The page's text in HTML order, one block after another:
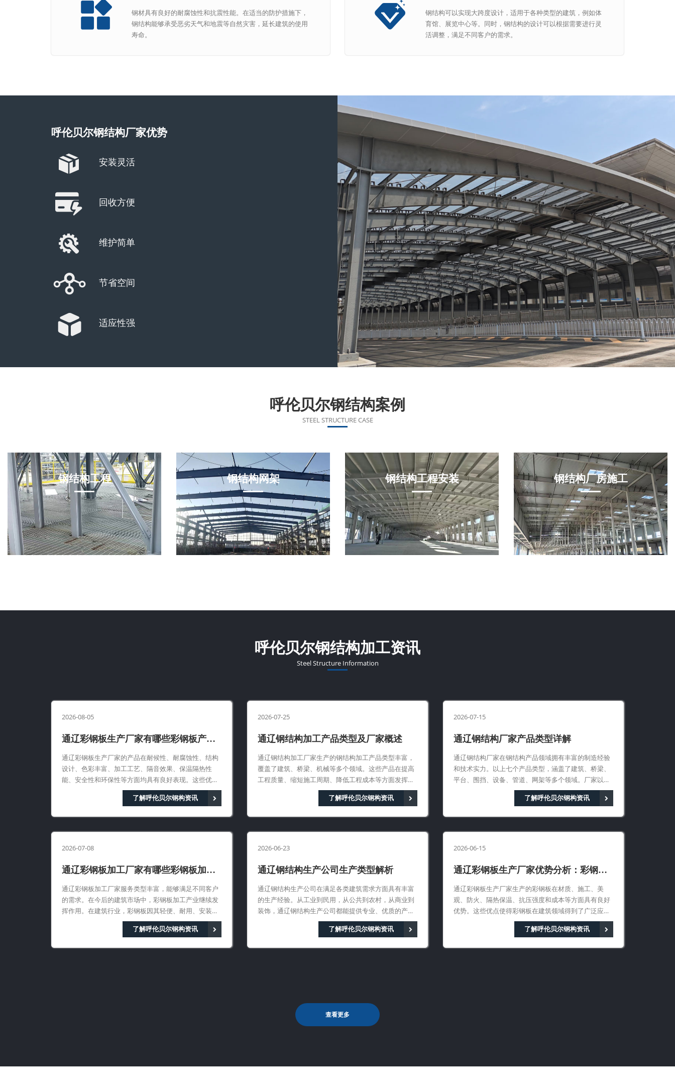
钢材具有良好的耐腐蚀性和抗震性能。在适当的防护措施下，
钢结构能够承受恶劣天气和地震等自然灾害，延长建筑的使用
寿命。
钢结构可以实现大跨度设计，适用于各种类型的建筑，例如体
育馆、展览中心等。同时，钢结构的设计可以根据需要进行灵
活调整，满足不同客户的需求。
呼伦贝尔钢结构厂家优势
安装灵活
回收方便
维护简单
节省空间
适应性强
呼伦贝尔钢结构案例
STEEL STRUCTURE CASE
钢结构工程 钢结构网架 钢结构工程安装 钢结构厂房施工
呼伦贝尔钢结构加工资讯
Steel Structure Information
2026-08-05
通辽彩钢板生产厂家有哪些彩钢板产品
通辽彩钢板生产厂家的产品在耐候性、耐腐蚀性、结构
设计、色彩丰富、加工工艺、隔音效果、保温隔热性
能、安全性和环保性等方面均具有良好表现。这些优势
使得通辽彩钢板产品在市场上具有竞争力
了解呼伦贝尔钢构资讯
2026-07-25
通辽钢结构加工产品类型及厂家概述
通辽钢结构加工厂家生产的钢结构加工产品类型丰富，
覆盖了建筑、桥梁、机械等多个领域。这些产品在提高
工程质量、缩短施工周期、降低工程成本等方面发挥着
了解呼伦贝尔钢构资讯
2026-07-15
通辽钢结构厂家产品类型详解
通辽钢结构厂家在钢结构产品领域拥有丰富的制造经验
和技术实力。以上七个产品类型，涵盖了建筑、桥梁、
平台、围挡、设备、管道、网架等多个领域。厂家以优
质的产品、合理的价格、良好的服务，赢得了客户的信
了解呼伦贝尔钢构资讯
2026-07-08
通辽彩钢板加工厂家有哪些彩钢板加工
通辽彩钢板加工厂家服务类型丰富，能够满足不同客户
的需求。在今后的建筑市场中，彩钢板加工产业继续发
挥作用。在建筑行业，彩钢板因其轻便、耐用、安装便
捷等优点，被广泛应用于工业厂房、商业设施、住宅等
了解呼伦贝尔钢构资讯
2026-06-23
通辽钢结构生产公司生产类型解析
通辽钢结构生产公司在满足各类建筑需求方面具有丰富
的生产经验。从工业到民用，从公共到农村，从商业到
装饰，通辽钢结构生产公司都能提供专业、优质的产品
和服务。随着建筑行业的不断发展
了解呼伦贝尔钢构资讯
2026-06-15
通辽彩钢板生产厂家优势分析：彩钢板
通辽彩钢板生产厂家生产的彩钢板在材质、施工、美
观、防火、隔热保温、抗压强度和成本等方面具有良好
优势。这些优点使得彩钢板在建筑领域得到了广泛应
用，成为现代建筑中不可或缺的材料之一。
了解呼伦贝尔钢构资讯
查看更多